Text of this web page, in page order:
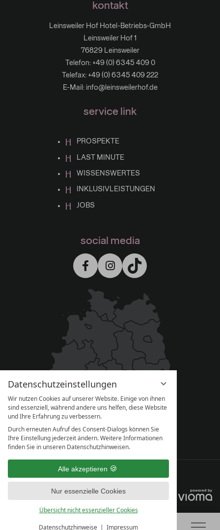
Datenschutzeinstellungen
Wir nutzen Cookies auf unserer Website. Einige von ihnen
sind essenziell, während andere uns helfen, diese Website
und Ihre Erfahrung zu verbessern.
Durch erneuten Aufruf des Consent-Dialogs können Sie
Ihre Einstellung jederzeit ändern. Weitere Informationen
finden Sie in unseren Datenschutzhinweisen.
Alle akzeptieren
Nur essenzielle Cookies
Übersicht nicht essenzieller Cookies
Datenschutzhinweise Impressum
kontakt
Leinsweiler Hof Hotel-Betriebs-GmbH
Leinsweiler Hof 1
76829 Leinsweiler
Telefon: +49 (0) 6345 409 0
Telefax: +49 (0) 6345 409 222
E-Mail: info@leinsweilerhof.de
service link
PROSPEKTE
LAST MINUTE
WISSENSWERTES
INKLUSIVLEISTUNGEN
JOBS
social media
IMPRESSUMDATENSCHUTZ
DATENSCHUTZ­EINSTELLUNGEN